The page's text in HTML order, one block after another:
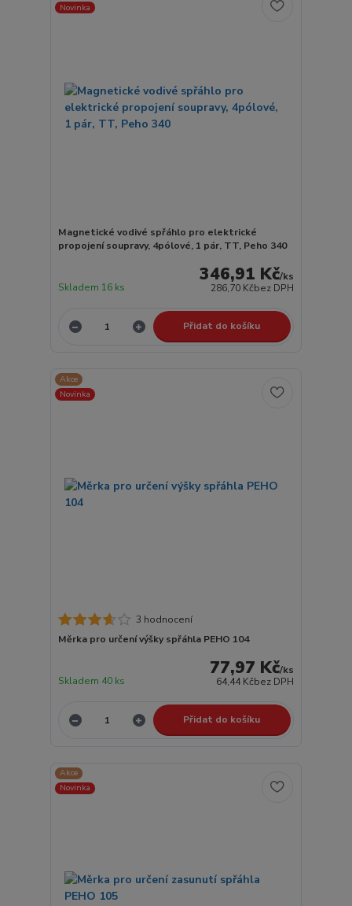
Novinka
Magnetické vodivé spřáhlo pro elektrické
propojení soupravy, 4pólové, 1 pár, TT, Peho 340
346,91 Kč/ks
286,70 Kčbez DPH
Skladem 16 ks
Přidat do košíku
Akce
Novinka
3 hodnocení
Měrka pro určení výšky spřáhla PEHO 104
77,97 Kč/ks
64,44 Kčbez DPH
Skladem 40 ks
Přidat do košíku
Akce
Novinka